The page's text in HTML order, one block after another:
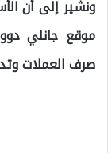
ونشير إلى أن
موقع جانلي
صرف العملات